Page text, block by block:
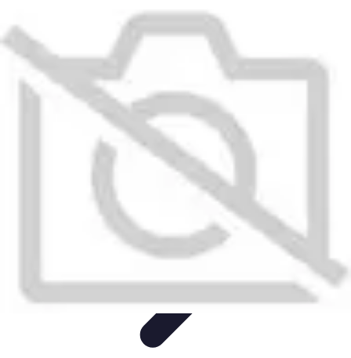
Biodiversité
Jardinage Potager
PlantesConseils de Jardinage
Passion Jardinage